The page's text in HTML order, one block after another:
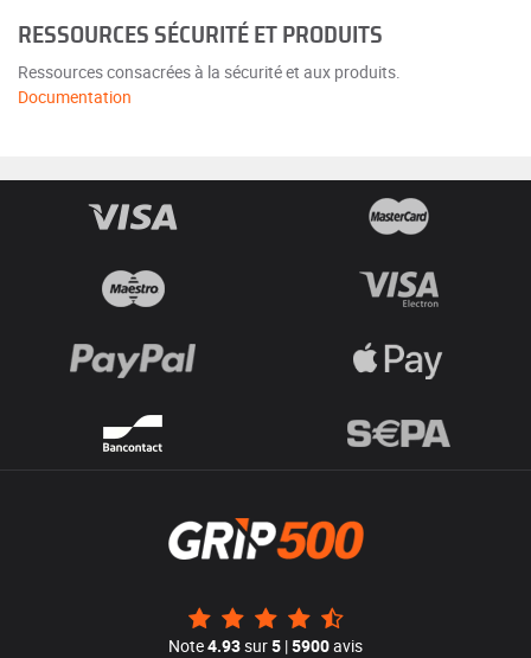
RESSOURCES SÉCURITÉ ET PRODUITS
Ressources consacrées à la sécurité et aux produits.
Documentation
Note4.93sur5 |5900avis